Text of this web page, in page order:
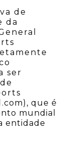
de
da
ser
que é
mundial
entidade